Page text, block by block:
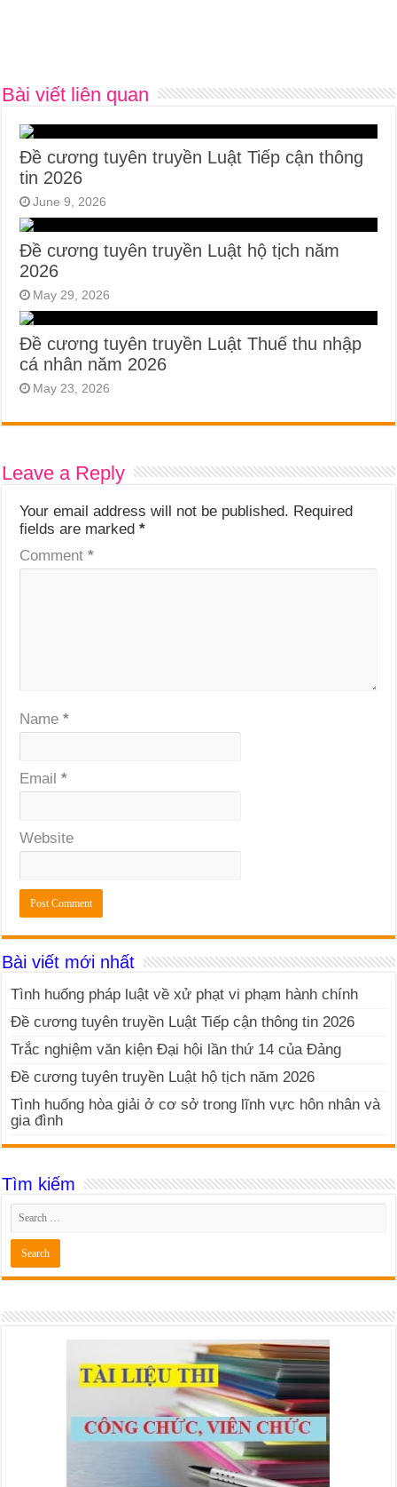
Bài viết liên quan
Đề cương tuyên truyền Luật Tiếp cận thông
tin 2026
June 9, 2026
Đề cương tuyên truyền Luật hộ tịch năm
2026
May 29, 2026
Đề cương tuyên truyền Luật Thuế thu nhập
cá nhân năm 2026
May 23, 2026
Leave a Reply
Your email address will not be published. Required
fields are marked*
Comment*
Name*
Email*
Website
Bài viết mới nhất
Tình huống pháp luật về xử phạt vi phạm hành chính
Đề cương tuyên truyền Luật Tiếp cận thông tin 2026
Trắc nghiệm văn kiện Đại hội lần thứ 14 của Đảng
Đề cương tuyên truyền Luật hộ tịch năm 2026
Tình huống hòa giải ở cơ sở trong lĩnh vực hôn nhân và
gia đình
Tìm kiếm